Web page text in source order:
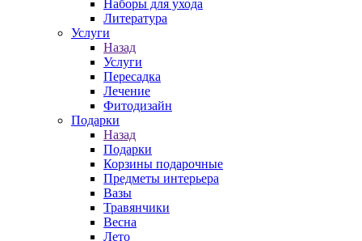
Наборы для ухода
Литература
Услуги
Назад
Услуги
Пересадка
Лечение
Фитодизайн
Подарки
Назад
Подарки
Корзины подарочные
Предметы интерьера
Вазы
Травянчики
Весна
Лето